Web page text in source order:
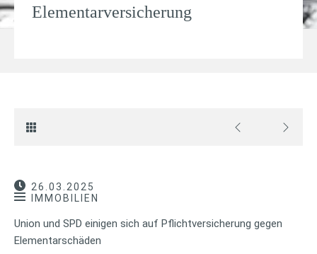
Elementarversicherung
26.03.2025
IMMOBILIEN
Union und SPD einigen sich auf Pflichtversicherung gegen
Elementarschäden